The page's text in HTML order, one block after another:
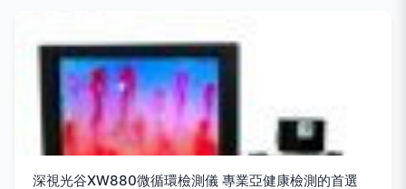
深視光谷XW880微循環檢測儀 專業亞健康檢測的首選